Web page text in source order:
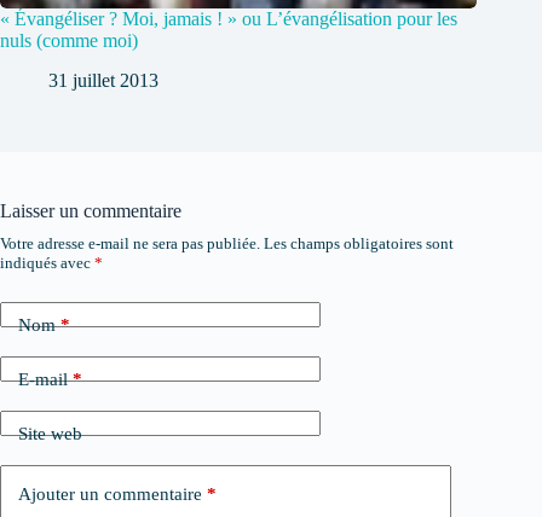
« Évangéliser ? Moi, jamais ! » ou L’évangélisation pour les
nuls (comme moi)
31 juillet 2013
Laisser un commentaire
Votre adresse e-mail ne sera pas publiée. Les champs obligatoires sont
indiqués avec *
Nom*
E-mail*
Site web
Ajouter un commentaire *